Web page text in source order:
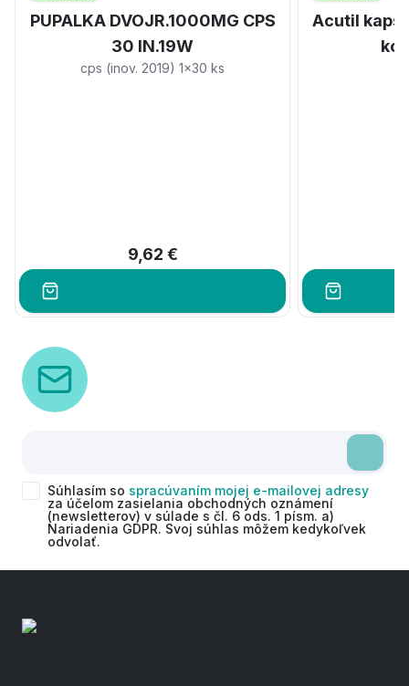
PUPALKA DVOJR.1000MG CPS
30 IN.19W
cps (inov. 2019) 1x30 ks
9,62 €
Acutil
Súhlasím so spracúvaním mojej e-mailovej adresy
za účelom zasielania obchodných oznámení
(newsletterov) v súlade s čl. 6 ods. 1 písm. a)
Nariadenia GDPR. Svoj súhlas môžem kedykoľvek
odvolať.